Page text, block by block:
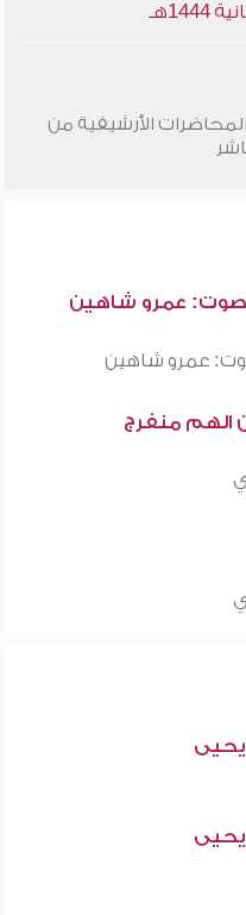
الأرشيفية من
عمرو شاهين
عمرو شاهين
الهم منفرج
يحيى
يحيى